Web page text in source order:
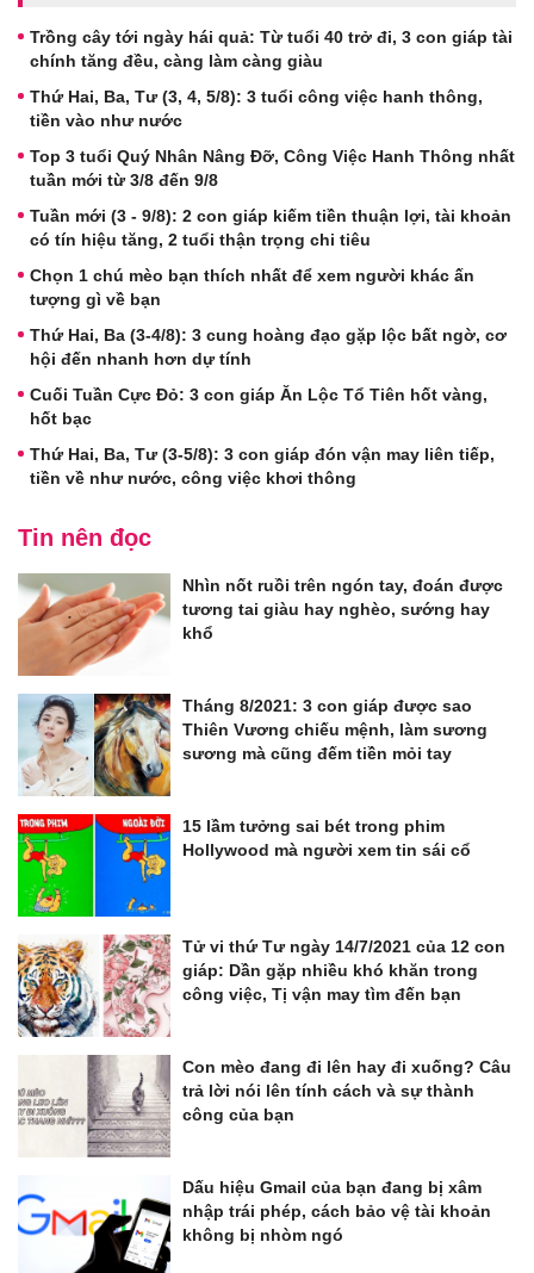
Trồng cây tới ngày hái quả: Từ tuổi 40 trở đi, 3 con giáp tài
chính tăng đều, càng làm càng giàu
Thứ Hai, Ba, Tư (3, 4, 5/8): 3 tuổi công việc hanh thông,
tiền vào như nước
Top 3 tuổi Quý Nhân Nâng Đỡ, Công Việc Hanh Thông nhất
tuần mới từ 3/8 đến 9/8
Tuần mới (3 - 9/8): 2 con giáp kiếm tiền thuận lợi, tài khoản
có tín hiệu tăng, 2 tuổi thận trọng chi tiêu
Chọn 1 chú mèo bạn thích nhất để xem người khác ấn
tượng gì về bạn
Thứ Hai, Ba (3-4/8): 3 cung hoàng đạo gặp lộc bất ngờ, cơ
hội đến nhanh hơn dự tính
Cuối Tuần Cực Đỏ: 3 con giáp Ăn Lộc Tổ Tiên hốt vàng,
hốt bạc
Thứ Hai, Ba, Tư (3-5/8): 3 con giáp đón vận may liên tiếp,
tiền về như nước, công việc khơi thông
Tin nên đọc
Nhìn nốt ruồi trên ngón tay, đoán được
tương tai giàu hay nghèo, sướng hay
khổ
Tháng 8/2021: 3 con giáp được sao
Thiên Vương chiếu mệnh, làm sương
sương mà cũng đếm tiền mỏi tay
15 lầm tưởng sai bét trong phim
Hollywood mà người xem tin sái cổ
Tử vi thứ Tư ngày 14/7/2021 của 12 con
giáp: Dần gặp nhiều khó khăn trong
công việc, Tị vận may tìm đến bạn
Con mèo đang đi lên hay đi xuống? Câu
trả lời nói lên tính cách và sự thành
công của bạn
Dấu hiệu Gmail của bạn đang bị xâm
nhập trái phép, cách bảo vệ tài khoản
không bị nhòm ngó